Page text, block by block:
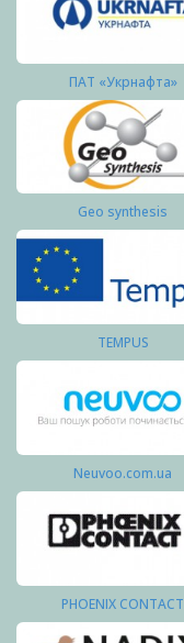
ПАТ «Укрнафта»
Geo synthesis
TEMPUS
Neuvoo.com.ua
PHOENIX CONTACT